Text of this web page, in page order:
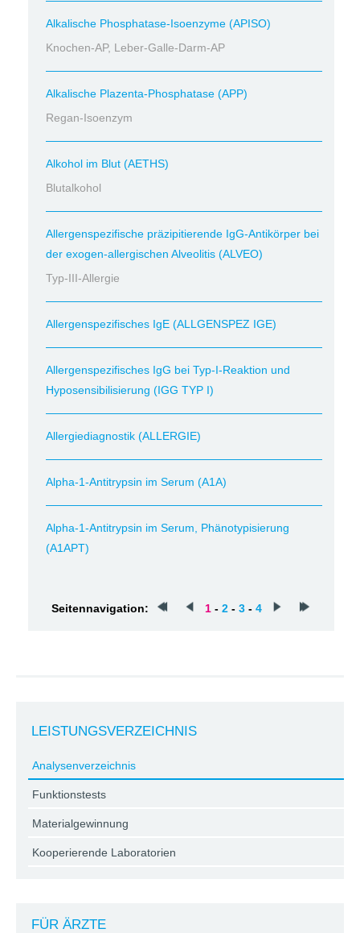
Alkalische Phosphatase-Isoenzyme (APISO)
Knochen-AP, Leber-Galle-Darm-AP
Alkalische Plazenta-Phosphatase (APP)
Regan-Isoenzym
Alkohol im Blut (AETHS)
Blutalkohol
Allergenspezifische präzipitierende IgG-Antikörper bei
der exogen-allergischen Alveolitis (ALVEO)
Typ-III-Allergie
Allergenspezifisches IgE (ALLGENSPEZ IGE)
Allergenspezifisches IgG bei Typ-I-Reaktion und
Hyposensibilisierung (IGG TYP I)
Allergiediagnostik (ALLERGIE)
Alpha-1-Antitrypsin im Serum (A1A)
Alpha-1-Antitrypsin im Serum, Phänotypisierung
(A1APT)
Seitennavigation: 1 - 2 - 3 - 4
LEISTUNGSVERZEICHNIS
Analysenverzeichnis
Funktionstests
Materialgewinnung
Kooperierende Laboratorien
FÜR ÄRZTE